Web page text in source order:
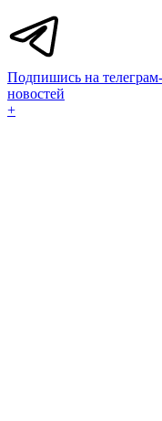
Подпишись на
новостей
+